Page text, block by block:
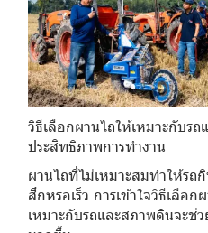
วิธีเลือกผานไถให้เหมาะกับร
ประสิทธิภาพการทำงาน
ผานไถที่ไม่เหมาะสมทำให้รถ
สึกหรอเร็ว การเข้าใจวิธีเลือ
เหมาะกับรถและสภาพดินจะช่